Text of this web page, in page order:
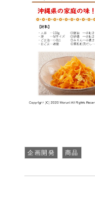
企画開発 商品